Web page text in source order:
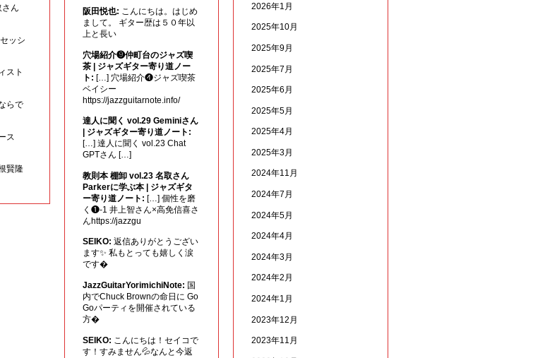
ん
ッシ
スト
らで
ス
賢隆
阪田悦也: こんにちは。はじめ
まして。 ギター歴は５０年以
上と長い
穴場紹介❾仲町台のジャズ喫
茶 | ジャズギター寄り道ノー
ト: […] 穴場紹介❹ジャズ喫茶
ベイシー
https://jazzguitarnote.info/
達人に聞く vol.29 Geminiさん
| ジャズギター寄り道ノート:
[…] 達人に聞く vol.23 Chat
GPTさん […]
教則本 棚卸 vol.23 名取さん
Parkerに学ぶ本 | ジャズギタ
ー寄り道ノート: […] 個性を磨
く❶-1 井上智さん×高免信喜さ
んhttps://jazzgu
SEIKO: 返信ありがとうござい
ます✨ 私もとっても嬉しく涙
です�
JazzGuitarYorimichiNote: 国
内でChuck Brownの命日に Go
Goパーティを開催されている
方�
SEIKO: こんにちは！セイコで
す！すみません💦なんと今返
2026年1月
2025年10月
2025年9月
2025年7月
2025年6月
2025年5月
2025年4月
2025年3月
2024年11月
2024年7月
2024年5月
2024年4月
2024年3月
2024年2月
2024年1月
2023年12月
2023年11月